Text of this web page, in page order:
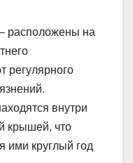
расположены на
регулярного
внутри
крышей, что
ими круглый год